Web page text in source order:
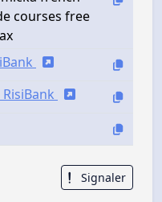
courses free
Signaler